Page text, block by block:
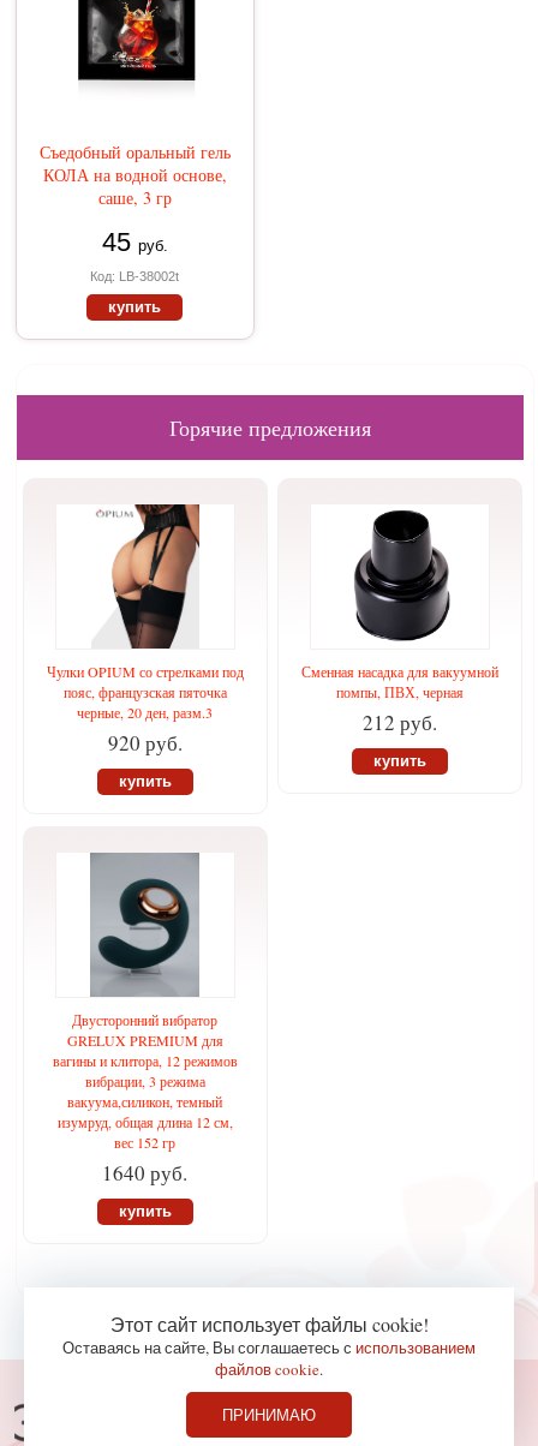
Съедобный оральный гель
КОЛА на водной основе,
саше, 3 гр
45 руб.
Код: LB-38002t
купить
Горячие предложения
Чулки OPIUM со стрелками под
пояс, французская пяточка
черные, 20 ден, разм.3
920 руб.
купить
Сменная насадка для вакуумной
помпы, ПВХ, черная
212 руб.
купить
Двусторонний вибратор
GRELUX PREMIUM для
вагины и клитора, 12 режимов
вибрации, 3 режима
вакуума,силикон, темный
изумруд, общая длина 12 см,
вес 152 гр
1640 руб.
купить
Консультации по телефону
Этот сайт использует файлы cookie!
Оставаясь на сайте, Вы соглашаетесь с использованием
файлов cookie.
ПРИНИМАЮ